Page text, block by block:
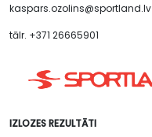
kaspars.ozolins@sportland.lv
tālr. +371 26665901
IZLOZES REZULTĀTI